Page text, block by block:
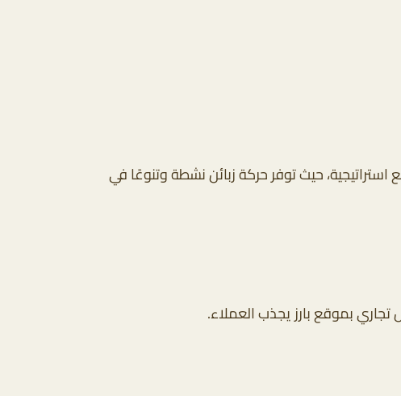
حيث توفر حركة زبائن نشطة وتنوعًا في
تجاري بموقع بارز يجذب العملاء.